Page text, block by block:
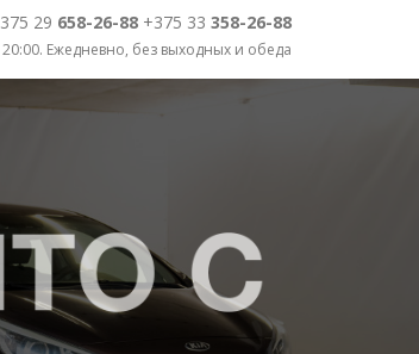
29 658-26-88 +375 33 358-26-88
Ежедневно, без выходных и обеда